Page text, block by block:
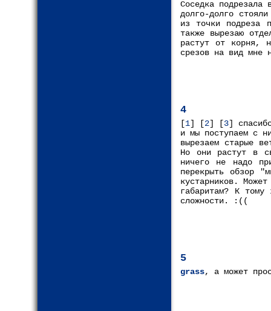
Соседка
долго-долго
из точки подреза
также вырезаю
растут от корня,
срезов на вид мне
4
[1] [2] [3]
и мы поступаем с
вырезаем старые
Но они растут в
ничего не надо
перекрыть обзор
кустарников.
габаритам? К тому
сложности. :((
5
grass, а может